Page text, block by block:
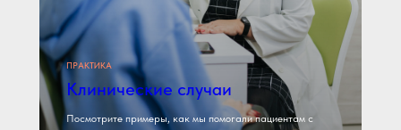
ПРАКТИКА
Клинические случаи
Посмотрите примеры, как мы помогали пациентам с